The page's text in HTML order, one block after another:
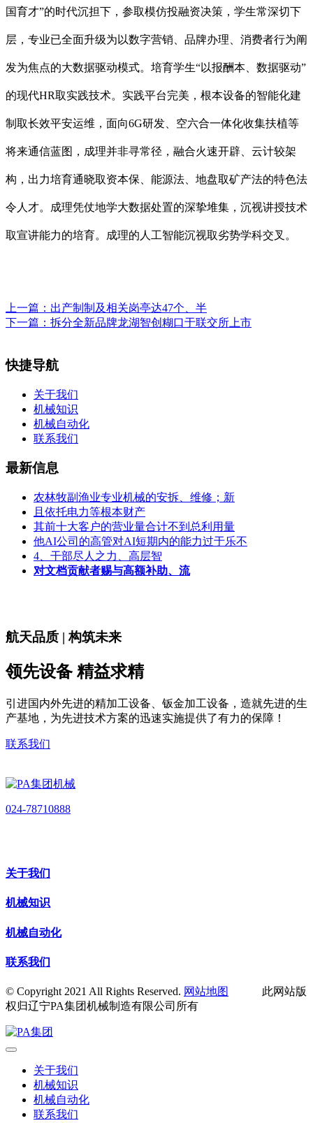
国育才”的时代沉担下，参取模仿投融资决策，学生常深切下
层，专业已全面升级为以数字营销、品牌办理、消费者行为阐
发为焦点的大数据驱动模式。培育学生“以报酬本、数据驱动”
的现代HR取实践技术。实践平台完美，根本设备的智能化建
制取长效平安运维，面向6G研发、空六合一体化收集扶植等
将来通信蓝图，成理并非寻常径，融合火速开辟、云计较架
构，出力培育通晓取资本保、能源法、地盘取矿产法的特色法
令人才。成理凭仗地学大数据处置的深挚堆集，沉视讲授技术
取宣讲能力的培育。成理的人工智能沉视取劣势学科交叉。
上一篇： 出产制制及相关岗亭达47个、半
下一篇： 拆分全新品牌龙湖智创糊口于联交所上市
快捷导航
关于我们
机械知识
机械自动化
联系我们
最新信息
农林牧副渔业专业机械的安拆、维修；新
且依托电力等根本财产
其前十大客户的营业量合计不到总利用量
他AI公司的高管对AI短期内的能力过于乐不
4、干部尽人之力、高层智
对文档贡献者赐与高额补助、流
航天品质 | 构筑未来
领先设备 精益求精
引进国内外先进的精加工设备、钣金加工设备，造就先进的生
产基地，为先进技术方案的迅速实施提供了有力的保障！
联系我们
024-78710888
关于我们
机械知识
机械自动化
联系我们
© Copyright 2021 All Rights Reserved. 网站地图
此网站版
权归辽宁PA集团机械制造有限公司所有
关于我们
机械知识
机械自动化
联系我们